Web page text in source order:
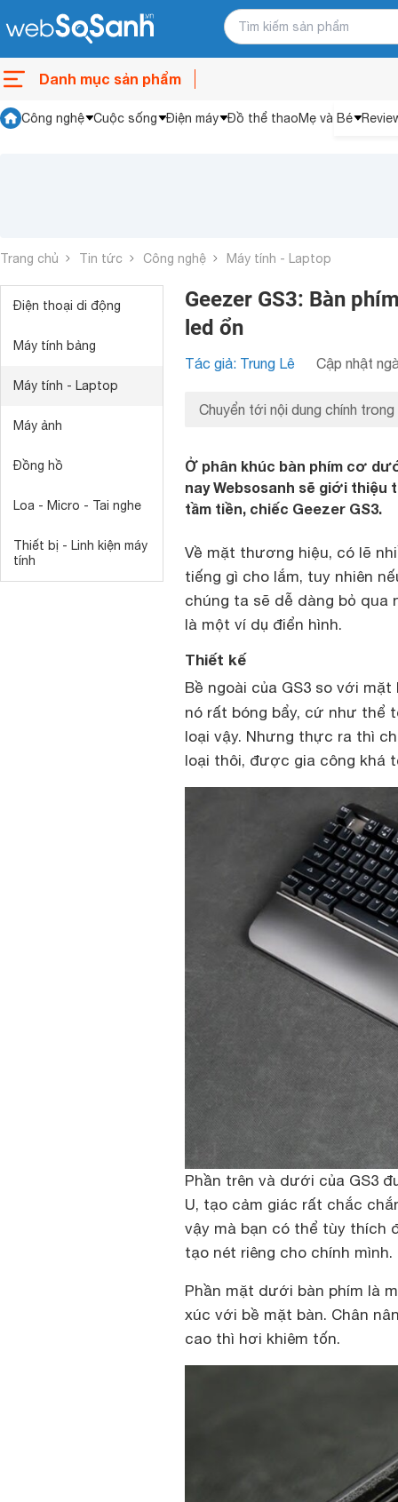
Danh mục sản phẩm
Công nghệ Cuộc sống Điện máy Đồ thể thaoMẹ và Bé
Trang chủ Tin tức Công nghệ Máy tính - Laptop
Điện thoại di động
Máy tính bảng
Máy tính - Laptop
Máy ảnh
Đồng hồ
Loa - Micro - Tai nghe
Thiết bị - Linh kiện máy
tính
Geezer GS3: Bàn
led ổn
Tác giả: Trung Lê Cập nhật
Chuyển tới nội dung chính trong
Ở phân khúc bàn phím cơ
nay Websosanh sẽ giới
tầm tiền, chiếc Geezer GS3.
Về mặt thương hiệu, có lẽ
tiếng gì cho lắm, tuy nhiên
chúng ta sẽ dễ dàng bỏ qua
là một ví dụ điển hình.
Thiết kế
Bề ngoài của GS3 so với
nó rất bóng bẩy, cứ như thể
loại vậy. Nhưng thực ra thì
loại thôi, được gia công khá
Phần trên và dưới của GS3
U, tạo cảm giác rất chắc
vậy mà bạn có thể tùy thích
tạo nét riêng cho chính mình.
Phần mặt dưới bàn phím là
xúc với bề mặt bàn. Chân
cao thì hơi khiêm tốn.